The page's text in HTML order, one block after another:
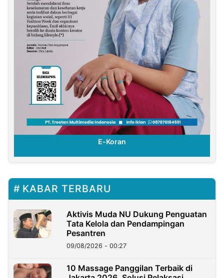
E-Koran
KABAR TERBARU
Aktivis Muda NU Dukung Penguatan
Tata Kelola dan Pendampingan
Pesantren
09/08/2026 - 00:27
10 Massage Panggilan Terbaik di